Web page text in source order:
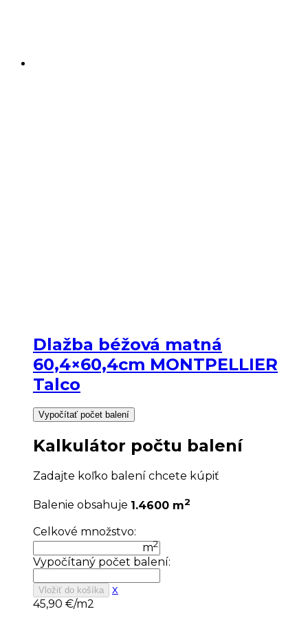
Dlažba béžová matná
60,4×60,4cm MONTPELLIER
Talco
Vypočítať počet balení
Kalkulátor počtu balení
Zadajte koľko balení chcete kúpiť
Balenie obsahuje 1.4600 m2
Celkové množstvo:
m2
Vypočítaný počet balení:
Vložiť do košíka
x
45,90 €/m2